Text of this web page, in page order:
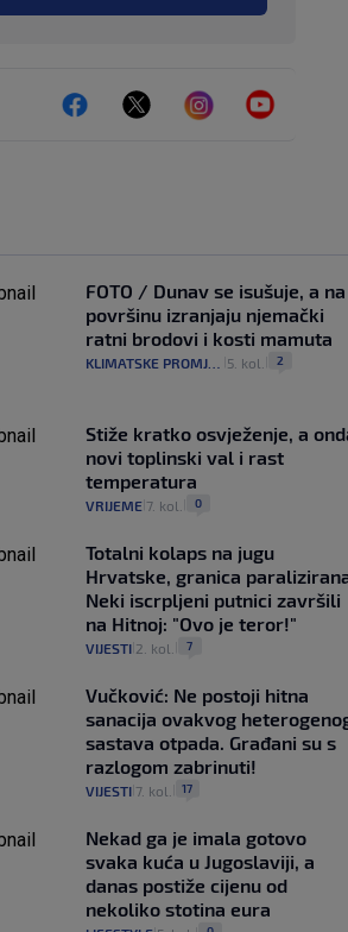
FOTO / Dunav se isušuje, a na
površinu izranjaju njemački
ratni brodovi i kosti mamuta
KLIMATSKE PROMJENE 5. kol. 2
Stiže kratko osvježenje, a
novi toplinski val i rast
temperatura
VRIJEME| 7. kol. 0
Totalni kolaps na jugu
Hrvatske, granica
Neki iscrpljeni putnici završili
na Hitnoj: "Ovo je teror!"
VIJESTI| 2. kol. 7
Vučković: Ne postoji hitna
sanacija ovakvog
sastava otpada. Građani su s
razlogom zabrinuti!
VIJESTI| 7. kol. 17
Nekad ga je imala gotovo
svaka kuća u Jugoslaviji, a
danas postiže cijenu od
nekoliko stotina eura